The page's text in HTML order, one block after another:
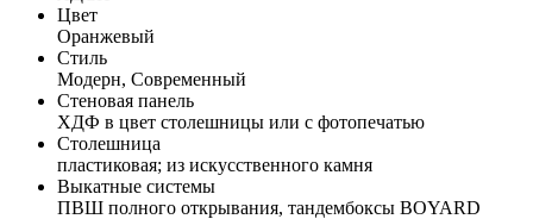
Цвет
Оранжевый
Стиль
Модерн, Современный
Стеновая панель
ХДФ в цвет столешницы или с фотопечатью
Столешница
пластиковая; из искусственного камня
Выкатные системы
ПВШ полного открывания, тандембоксы BOYARD